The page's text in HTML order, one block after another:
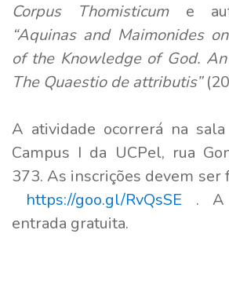
Corpus Thomisticum e
“Aquinas and Maimonides
of the Knowledge of God.
The Quaestio de attributis”
A atividade ocorrerá na
Campus I da UCPel, rua
373. As inscrições devem
https://goo.gl/RvQsSE . A
entrada gratuita.